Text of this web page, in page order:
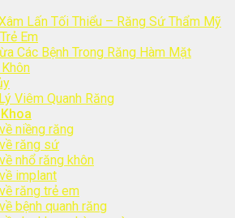
Lấn Tối Thiểu – Răng Sứ Thẩm Mỹ
Em
Các Bệnh Trong Răng Hàm Mặt
Viêm Quanh Răng
niềng răng
răng sứ
nhổ răng khôn
implant
răng trẻ em
bệnh quanh răng